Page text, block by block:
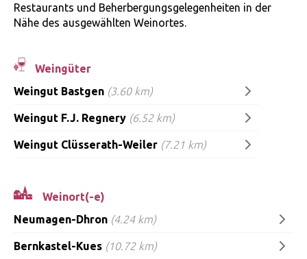
Restaurants und Beherbergungsgelegenheiten in der
Nähe des ausgewählten Weinortes.
Weingüter
Weingut Bastgen (3.60 km)
Weingut F.J. Regnery (6.52 km)
Weingut Clüsserath-Weiler (7.21 km)
Weinort(-e)
Neumagen-Dhron (4.24 km)
Bernkastel-Kues (10.72 km)